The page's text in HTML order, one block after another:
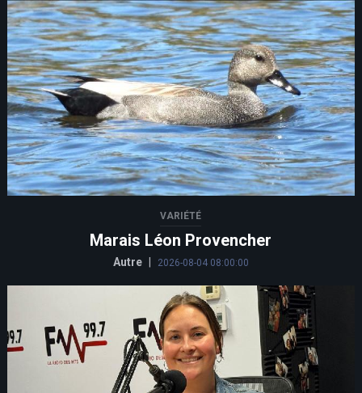
VARIÉTÉ
Marais Léon Provencher
Autre 2026-08-04 08:00:00